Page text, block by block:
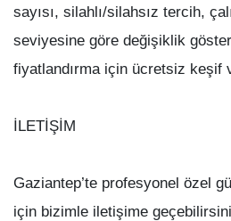
sayısı, silahlı/silahsız tercih,
seviyesine göre değişiklik
fiyatlandırma için ücretsiz keşif
İLETİŞİM
Gaziantep’te profesyonel özel
için bizimle iletişime